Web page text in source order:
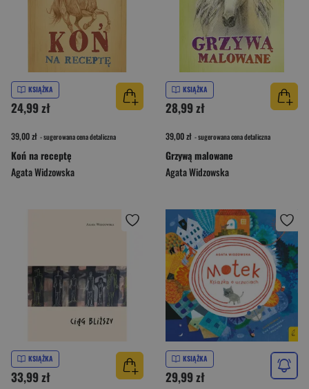
KSIĄŻKA
24,99 zł
39,00 zł - sugerowana cena detaliczna
Koń na receptę
Agata Widzowska
KSIĄŻKA
28,99 zł
39,00 zł - sugerowana cena detaliczna
Grzywą malowane
Agata Widzowska
KSIĄŻKA
33,99 zł
KSIĄŻKA
29,99 zł